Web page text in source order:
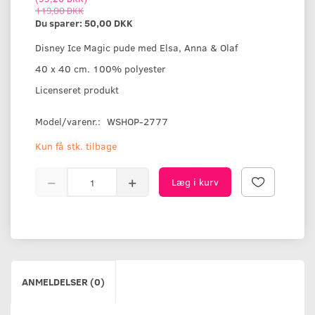
119,00 DKK
Du sparer: 50,00 DKK
Disney Ice Magic pude med Elsa, Anna & Olaf
40 x 40 cm. 100% polyester
Licenseret produkt
Model/varenr.: WSHOP-2777
Kun få stk. tilbage
Læg i kurv
ANMELDELSER (0)